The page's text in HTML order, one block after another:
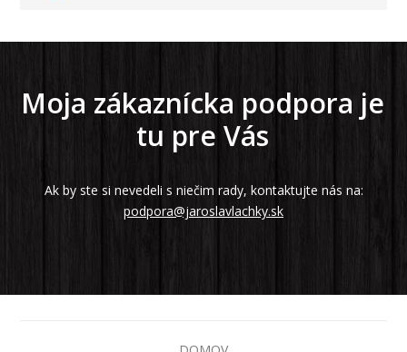
Moja zákaznícka podpora je
tu pre Vás
Ak by ste si nevedeli s niečim rady, kontaktujte nás na:
podpora@jaroslavlachky.sk